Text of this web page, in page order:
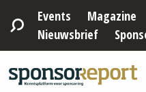
Events Magazine
Nieuwsbrief